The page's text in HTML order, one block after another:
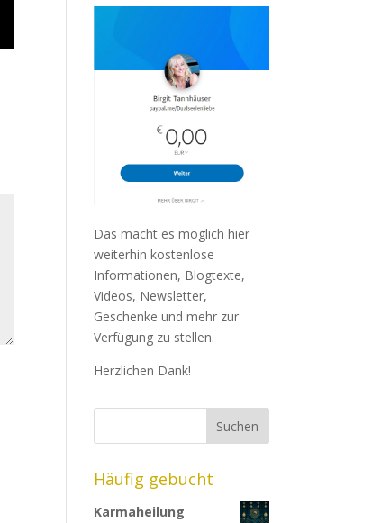
Das macht es möglich hier
weiterhin kostenlose
Informationen, Blogtexte,
Videos, Newsletter,
Geschenke und mehr zur
Verfügung zu stellen.
Herzlichen Dank!
Häufig gebucht
Karmaheilung